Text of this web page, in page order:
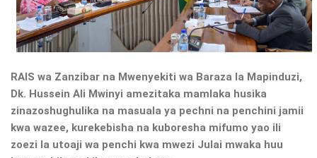
RAIS wa Zanzibar na Mwenyekiti wa Baraza la Mapinduzi,
Dk. Hussein Ali Mwinyi amezitaka mamlaka husika
zinazoshughulika na masuala ya pechni na penchini jamii
kwa wazee, kurekebisha na kuboresha mifumo yao ili
zoezi la utoaji wa penchi kwa mwezi Julai mwaka huu